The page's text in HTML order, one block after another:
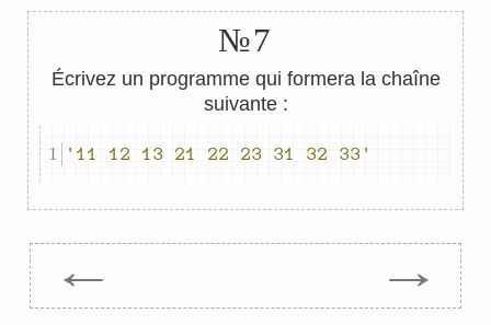
№7
Écrivez un programme qui formera la chaîne
suivante :
'11 12 13 21 22 23 31 32 33'
← →